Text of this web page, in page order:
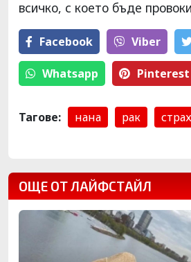
всичко, с което бъде
Facebook Viber
Whatsapp Pinterest
Тагове: нана рак страх
ОЩЕ ОТ ЛАЙФСТАЙЛ